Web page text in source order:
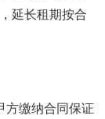
延长租期按合
方缴纳合同保证